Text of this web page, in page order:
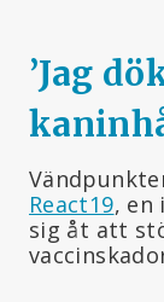
’Jag
React19, en
sig åt att